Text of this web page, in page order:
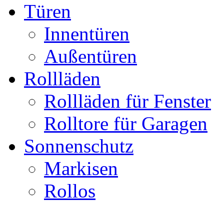
Türen
Innentüren
Außentüren
Rollläden
Rollläden für Fenster
Rolltore für Garagen
Sonnenschutz
Markisen
Rollos